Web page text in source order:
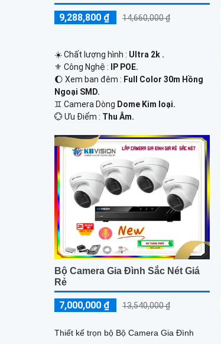
9,288,800 ₫ 14,660,000 ₫
☀️ Chất lượng hình : Ultra 2k .
⚜️ Công Nghệ :
IP POE.
🌔 Xem ban đêm : Full Color 30m Hồng
Ngoại SMD.
♊ Camera Dòng Dome Kim loại.
️💮 Ưu Điểm : Thu Âm.
Bộ Camera Gia Đình Sắc Nét Giá
Rẻ
7,000,000 ₫ 13,540,000 ₫
Thiết kế trọn bộ Bộ Camera Gia Đình